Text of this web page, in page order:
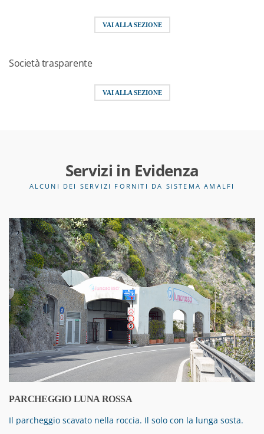
VAI ALLA SEZIONE
Società trasparente
VAI ALLA SEZIONE
Servizi in Evidenza
ALCUNI DEI SERVIZI FORNITI DA SISTEMA AMALFI
PARCHEGGIO LUNA ROSSA
Il parcheggio scavato nella roccia. Il solo con la lunga sosta.